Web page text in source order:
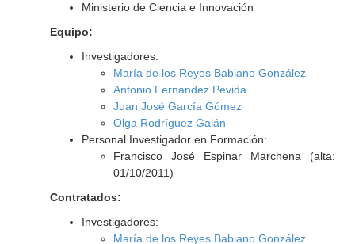
Ministerio de Ciencia e Innovación
Equipo:
Investigadores:
María de los Reyes Babiano González
Antonio Fernández Pevida
Juan José García Gómez
Olga Rodríguez Galán
Personal Investigador en Formación:
Francisco José Espinar Marchena (alta:
01/10/2011)
Contratados:
Investigadores:
María de los Reyes Babiano González